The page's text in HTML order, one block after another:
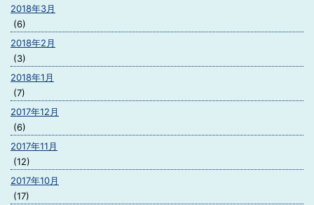
2018年3月
(6)
2018年2月
(3)
2018年1月
(7)
2017年12月
(6)
2017年11月
(12)
2017年10月
(17)